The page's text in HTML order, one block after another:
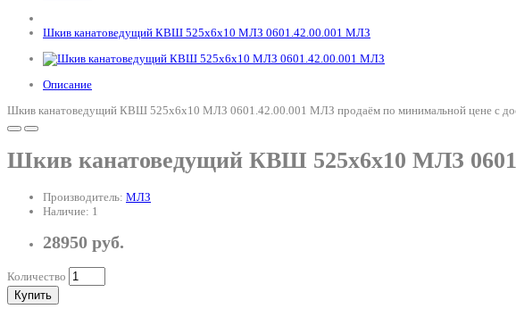
Шкив канатоведущий КВШ 525х6х10 МЛЗ 0601.42.00.001 МЛЗ
Описание
Шкив канатоведущий КВШ 525х6х10 МЛЗ 0601.42.00.001 МЛЗ продаём по минимальной цене с
Шкив канатоведущий КВШ 525х6х10 МЛЗ
Производитель: МЛЗ
Наличие: 1
28950 руб.
Количество
Купить